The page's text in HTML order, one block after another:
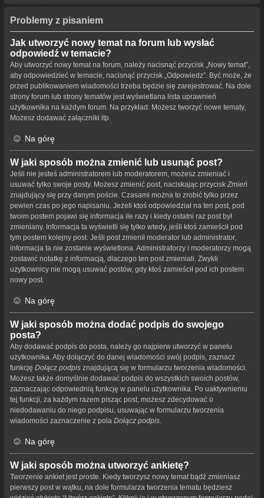
Problemy z pisaniem
Jak utworzyć nowy temat na forum lub wysłać
odpowiedź w temacie?
Aby utworzyć nowy temat na forum, należy nacisnąć przycisk „Nowy temat”,
aby odpowiedzieć w temacie, nacisnąć przycisk „Odpowiedz”. Być może, że
przed publikowaniem wiadomości trzeba będzie się zarejestrować. Na dole
strony forum lub strony tematów jest wyświetlana lista uprawnień
użytkownika na każdym forum. Na przykład: Możesz tworzyć nowe tematy,
Możesz dodawać załączniki itp.
Na górę
W jaki sposób można zmienić lub usunąć post?
Jeśli nie jesteś administratorem lub moderatorem, możesz zmieniać i
usuwać tylko swoje posty. Możesz zmienić post, naciskając przycisk Zmień
znajdujący się przy danym poście. Czasami można to zrobić tylko przez
pewien czas po jego napisaniu. Jeżeli ktoś odpowiedział na ten post, pod
twoim postem pojawi się informacja ile razy i kiedy ostatni raz post był
zmieniany. Informacja ta wyświetli się tylko wtedy, jeśli ktoś zamieścił pod
tym postem kolejny post. Jeśli post zmienił moderator lub administrator,
informacja ta nie zostanie wyświetlona. Administratorzy i moderatorzy mogą
zostawić notatkę z informacją, dlaczego ten post zmieniali. Zwykli
użytkownicy nie mogą usuwać postów, gdy ktoś zamieścił pod ich postem
nowy post.
Na górę
W jaki sposób można dodać podpis do swojego
posta?
Aby dodawać podpis do posta, należy go najpierw utworzyć w panelu
użytkownika. Aby dołączyć do danej wiadomości swój podpis, zaznacz
funkcję Dołącz podpis znajdującą się w formularzu tworzenia wiadomości.
Możesz także domyślnie dodawać podpis do wszystkich swoich postów,
zaznaczając odpowiednią funkcję w panelu użytkownika. Po uaktywnieniu
tej funkcji, za każdym razem pisząc post, możesz zdecydować o
niedodawaniu do niego podpisu, usuwając w formularzu tworzenia
wiadomości zaznaczenie z pola Dołącz podpis
Na górę
W jaki sposób można utworzyć ankietę?
Tworzenie ankiet jest proste. Kiedy tworzysz nowy temat bądź zmieniasz
pierwszy post w wątku, na dole formularza tworzenia tematu będziesz